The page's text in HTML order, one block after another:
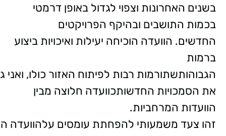
בשנים האחרונות וצפוי לגדול באופן דרמטי
בכמות התושבים ובהיקף הפרויקטים
החדשים. הוועדה הוכיחה יעילות ואיכויות ביצוע
ברמות
הגבוהותשתורמות רבות לפיתוח האזור כולו,
את הסמכויות החדשותכוועדה חלוצה מבין
הוועדות המרחביות.
זהו צעד משמעותי להפחתת עומסים עלהוועדה